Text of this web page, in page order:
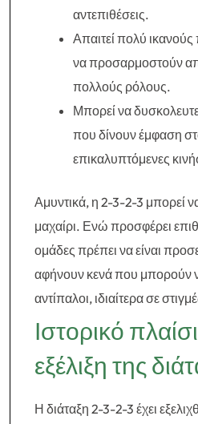
αντεπιθέσεις.
Απαιτεί πολύ
να προσαρμοστούν
πολλούς ρόλους.
Μπορεί να
που δίνουν έμφαση
επικαλυπτόμενες
Αμυντικά, η 2-3-2-3 μπορεί
μαχαίρι. Ενώ προσφέρει
ομάδες πρέπει να είναι
αφήνουν κενά που μπορούν
αντίπαλοι, ιδιαίτερα σε
Ιστορικό
εξέλιξη της
Η διάταξη 2-3-2-3 έχει